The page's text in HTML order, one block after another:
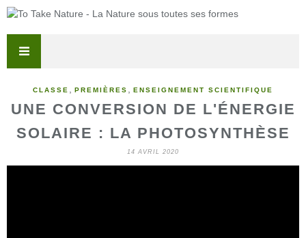
CLASSE PREMIÈRES ENSEIGNEMENT SCIENTIFIQUE
UNE CONVERSION DE L'ÉNERGIE
SOLAIRE : LA PHOTOSYNTHÈSE
14 AVRIL 2020